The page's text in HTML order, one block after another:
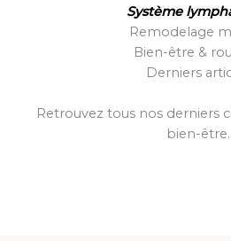
Système
Remodelage
Bien-être &
Derniers
Retrouvez tous nos derniers
bien-être.